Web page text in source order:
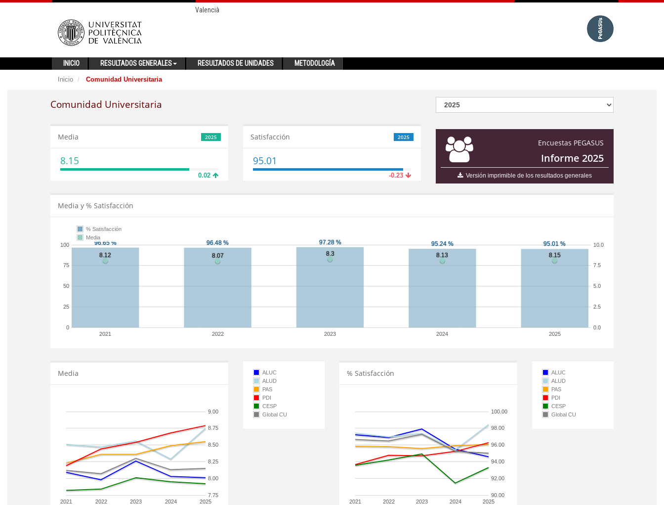
Valencià
INICIO RESULTADOS GENERALES RESULTADOS DE UNIDADES METODOLOGÍA
Inicio Comunidad Universitaria
Comunidad Universitaria
Encuestas PEGASUS
Informe 2025
Versión imprimible de los resultados generales
2025
Media
8.15
0.02
2025
Satisfacción
95.01
-0.23
Media y % Satisfacción
2021 2022 2023 2024 2025
0
25
50
75
100
0.0
2.5
5.0
7.5
10.0
% Satisfacción
Media
Media
2021 2022 2023 2024 2025
7.75
8.00
8.25
8.50
8.75
9.00
ALUC
ALUD
PAS
PDI
CESP
Global CU
% Satisfacción
2021 2022 2023 2024 2025
90.00
92.00
94.00
96.00
98.00
100.00
ALUC
ALUD
PAS
PDI
CESP
Global CU